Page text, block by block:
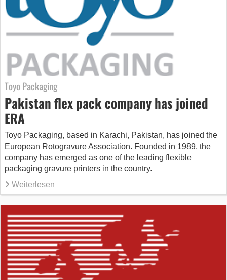
Toyo Packaging
Pakistan flex pack company has joined
ERA
Toyo Packaging, based in Karachi, Pakistan, has joined the
European Rotogravure Association. Founded in 1989, the
company has emerged as one of the leading flexible
packaging gravure printers in the country.
Weiterlesen